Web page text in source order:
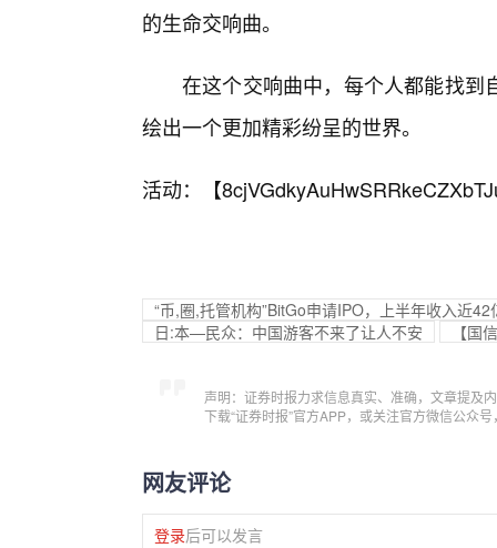
的生命交响曲。
在这个交响曲中，每个人都能找到
绘出一个更加精彩纷呈的世界。
活动：【
“币,圈,托管机构”BitGo申请IPO，上半年收入近
日:本—民众：中国游客不来了让人不安
【
声明：证券时报力求信息真实、准确，文章提及
下载“证券时报”官方APP，或关注官方微信公众
网友评论
登录后可以发言